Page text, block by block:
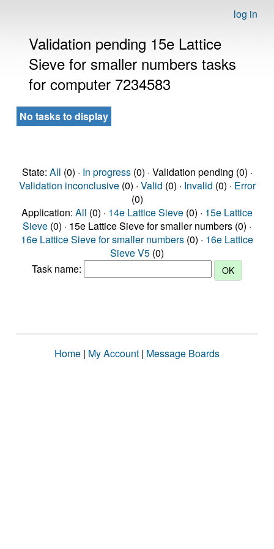
log in
Validation pending 15e Lattice
Sieve for smaller numbers tasks
for computer 7234583
No tasks to display
State: All (0) · In progress(0) · Validation pending (0) ·
Validation inconclusive(0) · Valid (0) · Invalid (0) · Error
(0)
Application: All (0) · 14e Lattice Sieve (0) · 15e Lattice
Sieve (0) · 15e Lattice Sieve for smaller numbers (0) ·
16e Lattice Sieve for smaller numbers (0) · 16e Lattice
Sieve V5 (0)
Task name:
Home | My Account | Message Boards